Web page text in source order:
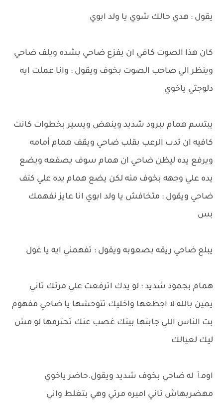
يقول : هدي حالك شوي يا ولد ابوي
كان هذا الصوت كافي ان يفزع ضاحي بشده ويلف ضاحي
وينظر الي صاحب الصوت بخوف ويقول : وانا عملت ايه
دلوجتي ياخوي
يبتسم همام ببرود شديد وينهض ويسير بخطوات كانت
كافيه ان تدب الرعب بقلب ضاحي ويقف همام أمامه
ويرفع يده ليظن ضاحي ان همام سوف يصفعه ويضع
يده علي وجهه بخوف منه لكن يضع همام يده علي كتف
ضاحي ويقول : متخافش يا ولد ابوي انا عايز نفهمك
بس
يبلع ضاحي ريقه بصعوبه ويقول : تفهمني ايه يا غول
همام بجمود شديد : لو يدك اترفعت علي مرتك تاني
يمين بالله لا اجطعها واخليك تتوحشها يا ضاحي مفهوم
بت الناس اللي جابتها بيتك غصب عنك تحترمها لو مش
ليك لعيالك
اومٱ له ضاحي بخوف شديد ويقول.حاضر ياخوي
مهضربهاش تاني اميره مرتي وهي بتغلط واني